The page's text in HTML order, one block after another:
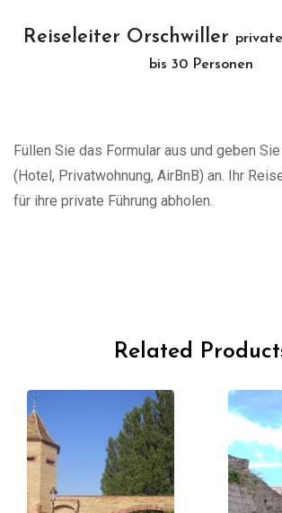
Reiseleiter Orschwiller
bis 30 Personen
Füllen Sie das Formular aus und geben
(Hotel, Privatwohnung, AirBnB) an. Ihr
für ihre private Führung abholen.
Related